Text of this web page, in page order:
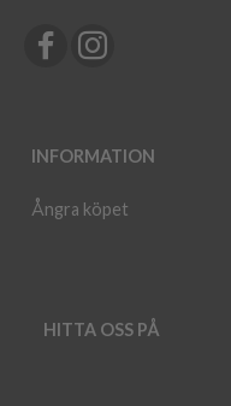
INFORMATION
Ångra köpet
HITTA OSS PÅ